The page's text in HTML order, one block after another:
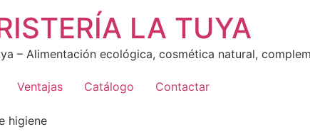
LA TUYA
– Alimentación ecológica, cosmética natural,
Ventajas Catálogo Contactar
higiene